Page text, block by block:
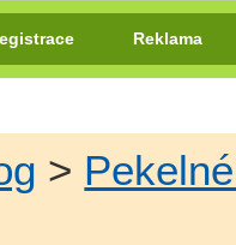
Reklama
>